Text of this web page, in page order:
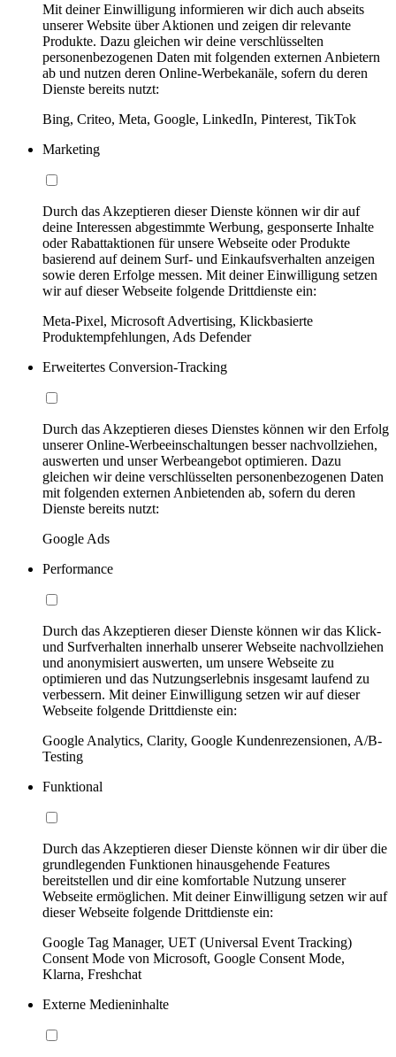
Mit deiner Einwilligung informieren wir dich auch abseits
unserer Website über Aktionen und zeigen dir relevante
Produkte. Dazu gleichen wir deine verschlüsselten
personenbezogenen Daten mit folgenden externen Anbietern
ab und nutzen deren Online-Werbekanäle, sofern du deren
Dienste bereits nutzt:
Bing, Criteo, Meta, Google, LinkedIn, Pinterest, TikTok
Marketing
Durch das Akzeptieren dieser Dienste können wir dir auf
deine Interessen abgestimmte Werbung, gesponserte Inhalte
oder Rabattaktionen für unsere Webseite oder Produkte
basierend auf deinem Surf- und Einkaufsverhalten anzeigen
sowie deren Erfolge messen. Mit deiner Einwilligung setzen
wir auf dieser Webseite folgende Drittdienste ein:
Meta-Pixel, Microsoft Advertising, Klickbasierte
Produktempfehlungen, Ads Defender
Erweitertes Conversion-Tracking
Durch das Akzeptieren dieses Dienstes können wir den Erfolg
unserer Online-Werbeeinschaltungen besser nachvollziehen,
auswerten und unser Werbeangebot optimieren. Dazu
gleichen wir deine verschlüsselten personenbezogenen Daten
mit folgenden externen Anbietenden ab, sofern du deren
Dienste bereits nutzt:
Google Ads
Performance
Durch das Akzeptieren dieser Dienste können wir das Klick-
und Surfverhalten innerhalb unserer Webseite nachvollziehen
und anonymisiert auswerten, um unsere Webseite zu
optimieren und das Nutzungserlebnis insgesamt laufend zu
verbessern. Mit deiner Einwilligung setzen wir auf dieser
Webseite folgende Drittdienste ein:
Google Analytics, Clarity, Google Kundenrezensionen, A/B-
Testing
Funktional
Durch das Akzeptieren dieser Dienste können wir dir über die
grundlegenden Funktionen hinausgehende Features
bereitstellen und dir eine komfortable Nutzung unserer
Webseite ermöglichen. Mit deiner Einwilligung setzen wir auf
dieser Webseite folgende Drittdienste ein:
Google Tag Manager, UET (Universal Event Tracking)
Consent Mode von Microsoft, Google Consent Mode,
Klarna, Freshchat
Externe Medieninhalte